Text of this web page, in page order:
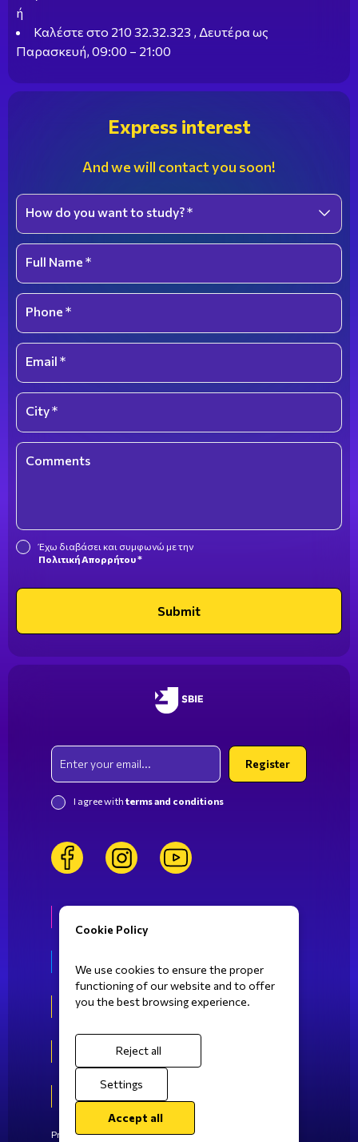
ή
Καλέστε στο 210 32.32.323 , Δευτέρα ως
Παρασκευή, 09:00 – 21:00
Express interest
And we will contact you soon!
Select an option
How do you want to study? *
Full Name *
Phone *
Email *
City *
Comments
Έχω διαβάσει και συμφωνώ με την
Πολιτική Απορρήτου *
Submit
Email
Register
I agree with terms and conditions
facebookinstagramyoutube
Fields of Study
Athens
Kalamata
Privacy Policy Cookies Policy Terms of Use
Cookie Policy
We use cookies to ensure the proper
functioning of our website and to offer
you the best browsing experience.
Reject all
Settings
Accept all